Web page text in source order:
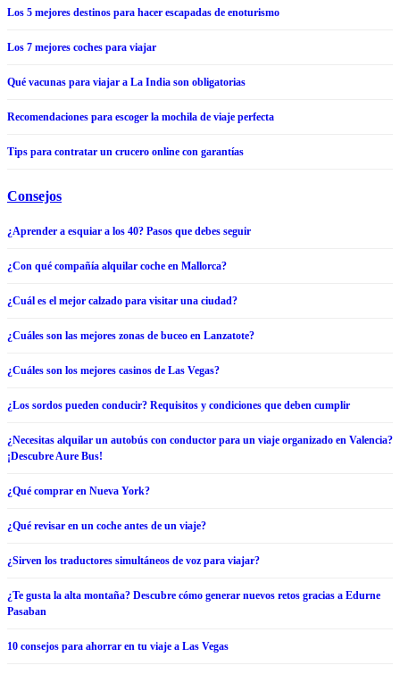
Los 5 mejores destinos para hacer escapadas de enoturismo
Los 7 mejores coches para viajar
Qué vacunas para viajar a La India son obligatorias
Recomendaciones para escoger la mochila de viaje perfecta
Tips para contratar un crucero online con garantías
Consejos
¿Aprender a esquiar a los 40? Pasos que debes seguir
¿Con qué compañía alquilar coche en Mallorca?
¿Cuál es el mejor calzado para visitar una ciudad?
¿Cuáles son las mejores zonas de buceo en Lanzatote?
¿Cuáles son los mejores casinos de Las Vegas?
¿Los sordos pueden conducir? Requisitos y condiciones que deben cumplir
¿Necesitas alquilar un autobús con conductor para un viaje organizado en Valencia?
¡Descubre Aure Bus!
¿Qué comprar en Nueva York?
¿Qué revisar en un coche antes de un viaje?
¿Sirven los traductores simultáneos de voz para viajar?
¿Te gusta la alta montaña? Descubre cómo generar nuevos retos gracias a Edurne
Pasaban
10 consejos para ahorrar en tu viaje a Las Vegas